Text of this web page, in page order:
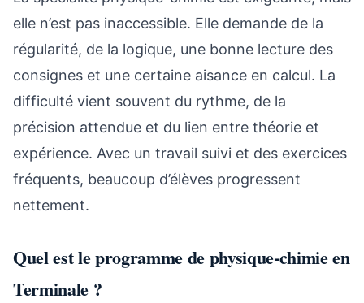
elle n’est pas inaccessible. Elle demande de la
régularité, de la logique, une bonne lecture des
consignes et une certaine aisance en calcul. La
difficulté vient souvent du rythme, de la
précision attendue et du lien entre théorie et
expérience. Avec un travail suivi et des exercices
fréquents, beaucoup d’élèves progressent
nettement.
Quel est le programme de physique-chimie en
Terminale ?